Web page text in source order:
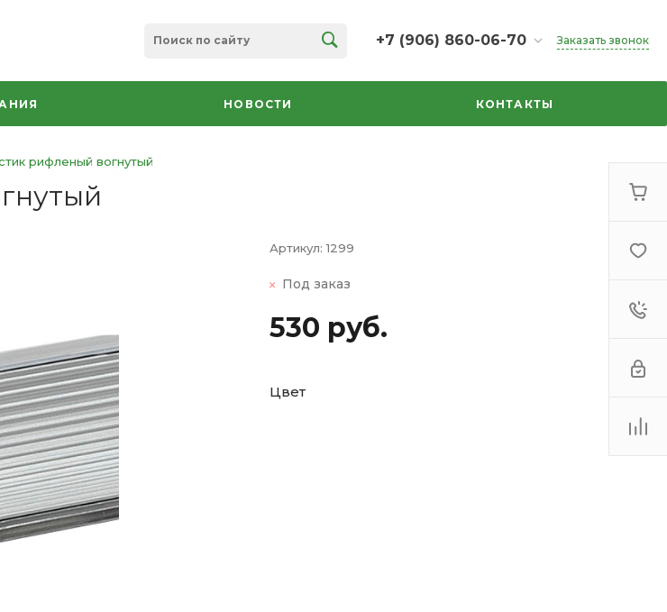
+7 (906) 860-06-70
+7 (906) 860-06-70
г. Челябинск, ТК Кольцо,
секция 35
Заказать звонок
НОВОСТИ КОНТАКТЫ
рифленый вогнутый
Артикул:1299
Под заказ
530 руб.
Цвет